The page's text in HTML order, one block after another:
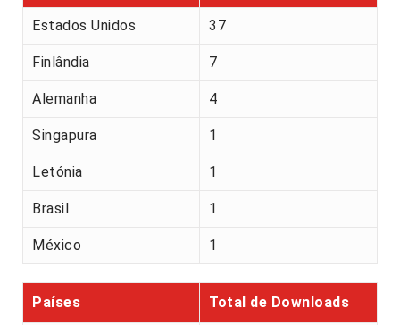
Estados Unidos 37
Finlândia 7
Alemanha 4
Singapura 1
Letónia 1
Brasil 1
México 1
Países Total de Downloads